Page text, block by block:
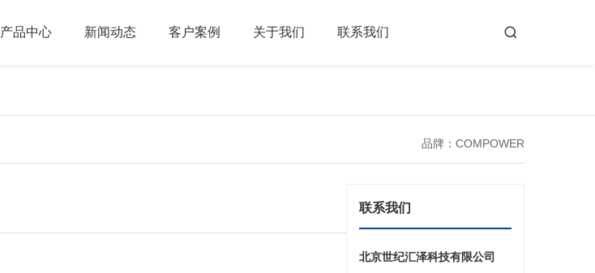
产品中心 新闻动态 客户案例 关于我们 联系我们
品牌：COMPOWER
联系我们
北京世纪汇泽科技有限公司